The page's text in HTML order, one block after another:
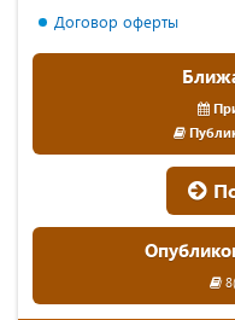
Договор оферты